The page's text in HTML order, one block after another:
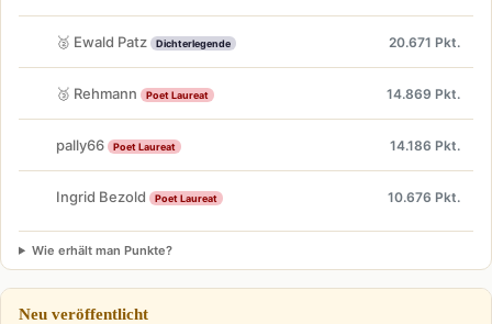
🥈 Ewald Patz Dichterlegende 20.671 Pkt.
🥉 Rehmann Poet Laureat 14.869 Pkt.
pally66 Poet Laureat 14.186 Pkt.
Ingrid Bezold Poet Laureat 10.676 Pkt.
Wie erhält man Punkte?
Neu veröffentlicht